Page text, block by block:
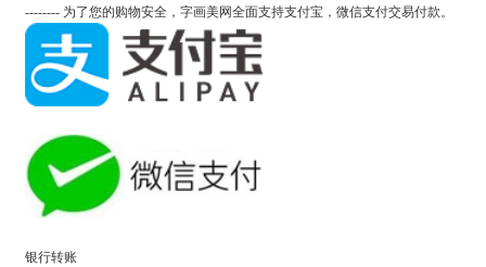
-------- 为了您的购物安全，字画美网全面支持支付宝，微信支付交易付款。
银行转账